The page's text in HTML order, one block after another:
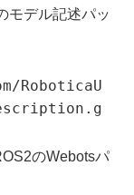
モデル記述パッ
RoboticaU
のWebotsパ